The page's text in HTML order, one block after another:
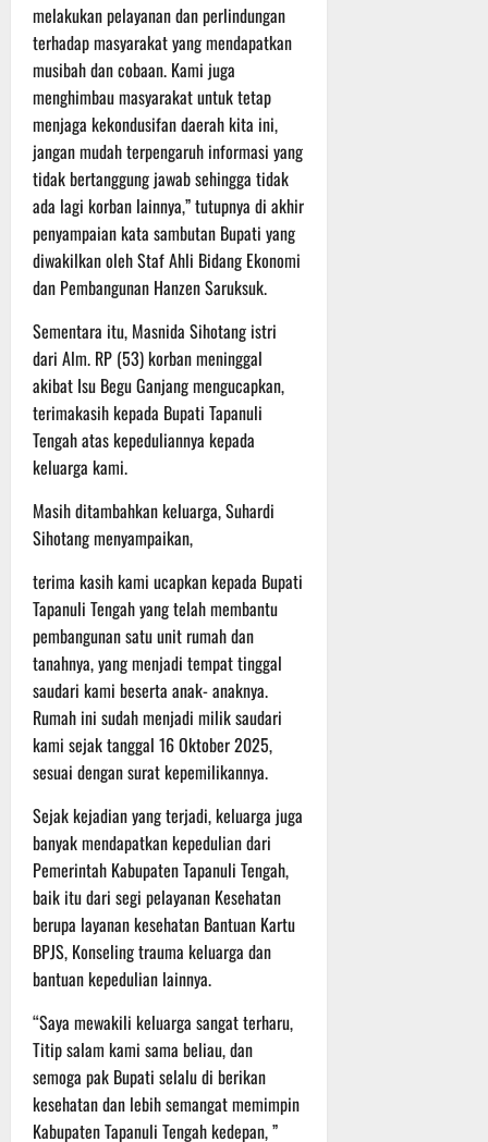
melakukan pelayanan dan perlindungan
terhadap masyarakat yang mendapatkan
musibah dan cobaan. Kami juga
menghimbau masyarakat untuk tetap
menjaga kekondusifan daerah kita ini,
jangan mudah terpengaruh informasi yang
tidak bertanggung jawab sehingga tidak
ada lagi korban lainnya,” tutupnya di akhir
penyampaian kata sambutan Bupati yang
diwakilkan oleh Staf Ahli Bidang Ekonomi
dan Pembangunan Hanzen Saruksuk.
Sementara itu, Masnida Sihotang istri
dari Alm. RP (53) korban meninggal
akibat Isu Begu Ganjang mengucapkan,
terimakasih kepada Bupati Tapanuli
Tengah atas kepeduliannya kepada
keluarga kami.
Masih ditambahkan keluarga, Suhardi
Sihotang menyampaikan,
terima kasih kami ucapkan kepada Bupati
Tapanuli Tengah yang telah membantu
pembangunan satu unit rumah dan
tanahnya, yang menjadi tempat tinggal
saudari kami beserta anak- anaknya.
Rumah ini sudah menjadi milik saudari
kami sejak tanggal 16 Oktober 2025,
sesuai dengan surat kepemilikannya.
Sejak kejadian yang terjadi, keluarga juga
banyak mendapatkan kepedulian dari
Pemerintah Kabupaten Tapanuli Tengah,
baik itu dari segi pelayanan Kesehatan
berupa layanan kesehatan Bantuan Kartu
BPJS, Konseling trauma keluarga dan
bantuan kepedulian lainnya.
“Saya mewakili keluarga sangat terharu,
Titip salam kami sama beliau, dan
semoga pak Bupati selalu di berikan
kesehatan dan lebih semangat memimpin
Kabupaten Tapanuli Tengah kedepan, ”